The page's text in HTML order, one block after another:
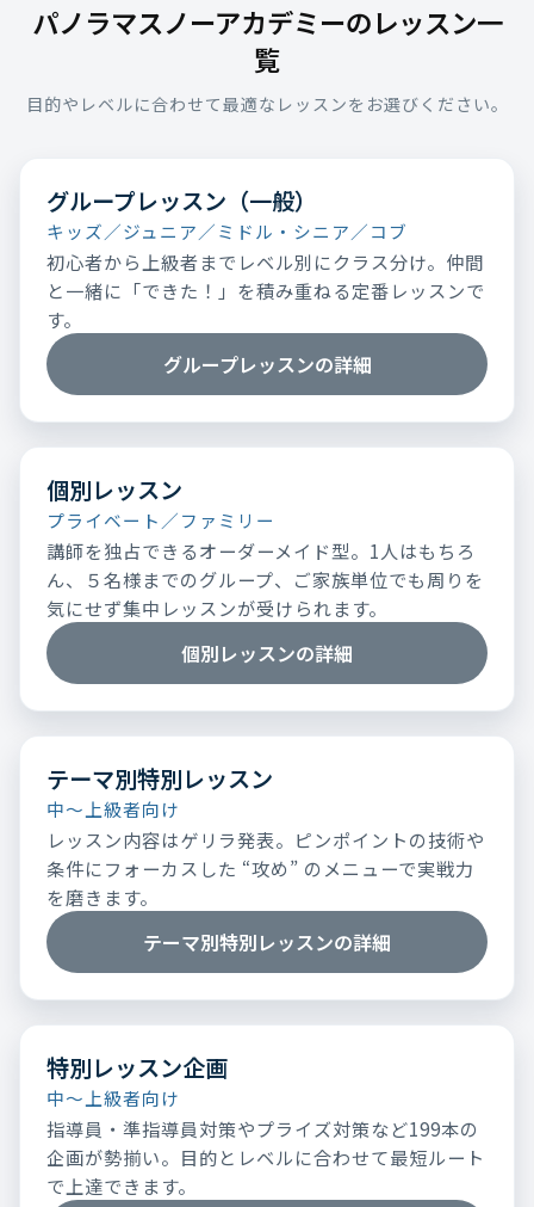
パノラマスノーアカデミーのレッスン一
覧
目的やレベルに合わせて最適なレッスンをお選びください。
グループレッスン（一般）
キッズ／ジュニア／ミドル・シニア／コブ
初心者から上級者までレベル別にクラス分け。仲間
と一緒に「できた！」を積み重ねる定番レッスンで
す。
グループレッスンの詳細
個別レッスン
プライベート／ファミリー
講師を独占できるオーダーメイド型。1人はもちろ
ん、５名様までのグループ、ご家族単位でも周りを
気にせず集中レッスンが受けられます。
個別レッスンの詳細
テーマ別特別レッスン
中～上級者向け
レッスン内容はゲリラ発表。ピンポイントの技術や
条件にフォーカスした “攻め” のメニューで実戦力
を磨きます。
テーマ別特別レッスンの詳細
特別レッスン企画
中～上級者向け
指導員・準指導員対策やプライズ対策など199本の
企画が勢揃い。目的とレベルに合わせて最短ルート
で上達できます。